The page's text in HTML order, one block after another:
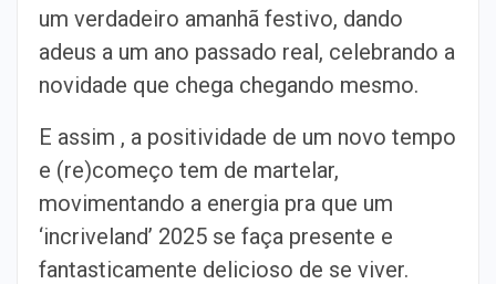
um verdadeiro amanhã festivo, dando
adeus a um ano passado real, celebrando a
novidade que chega chegando mesmo.
E assim , a positividade de um novo tempo
e (re)começo tem de martelar,
movimentando a energia pra que um
‘incriveland’ 2025 se faça presente e
fantasticamente delicioso de se viver.